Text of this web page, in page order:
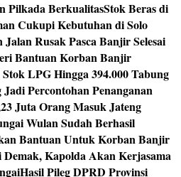
Pilkada BerkualitasStok Beras di
Cukupi Kebutuhan di Solo
Rusak Pasca Banjir Selesai
Bantuan Korban Banjir
LPG Hingga 394.000 Tabung
Jadi Percontohan Penanganan
Juta Orang Masuk Jateng
Wulan Sudah Berhasil
Bantuan Untuk Korban Banjir
Kapolda Akan Kerjasama
Hasil Pileg DPRD Provinsi